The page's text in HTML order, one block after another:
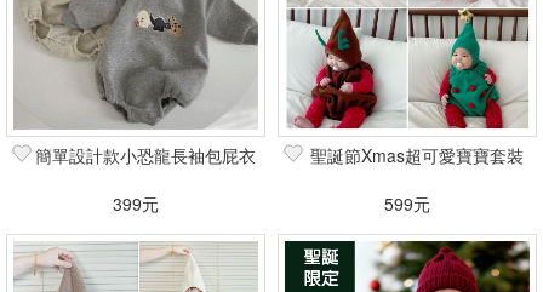
簡單設計款小恐龍長袖包屁衣
399元
聖誕節Xmas超可愛寶寶套裝
599元